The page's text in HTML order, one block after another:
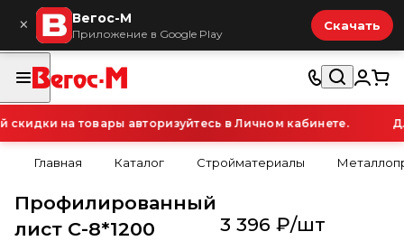
× Вегос-М
Приложение в Google Play
Скачать
на товары авторизуйтесь в Личном кабинете.
Главная Каталог Стройматериалы
Профилированный
лист С-8*1200
3 396 ₽/шт